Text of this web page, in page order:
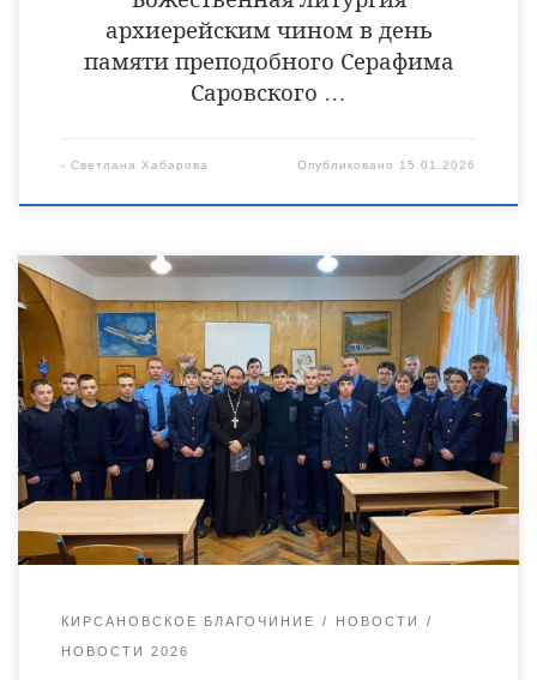
архиерейским чином в день
памяти преподобного Серафима
Саровского …
- Светлана Хабарова Опубликовано 15.01.2026
14 января настоятель Космодамиановского храма города
Кирсанов священник Сергий Богданов встретился с
курсантами Кирсановского авиационно-технического
колледжа. Отец Сергий поговорил с ребятами на тему
праздника Обрезание Господня — (новый год по старому
стилю). Также батюшка рассказал молодым людям о
празднике Крещение Господне и традиции купаться в
проруби. В завершении беседы учащиеся колледжа получили
КИРСАНОВСКОЕ БЛАГОЧИНИЕ НОВОСТИ
НОВОСТИ 2026